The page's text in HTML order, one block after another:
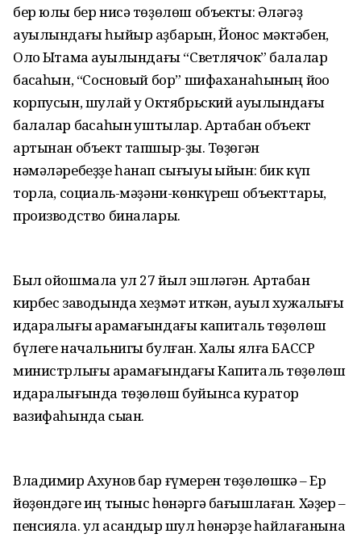
бер юлы бер нисә төҙөлөш объекты: Әләгәҙ
ауылындағы һыйыр аҙбарын, Йонос мәктәбен,
Оло Ыҡтамаҡ ауылындағы “Светлячок” балалар
баҡсаһын, “Сосновый бор” шифаханаһының йоҡо
корпусын, шулай уҡ Октябрьский ауылындағы
балалар баҡсаһын ҡуштылар. Артабан объект
артынан объект тапшыр-ҙыҡ. Төҙөгән
нәмәләребеҙҙе һанап сығыуы ҡыйын: бик күп
торлаҡ, социаль-мәҙәни-көнкүреш объекттары,
производство биналары.
Был ойошмала ул 27 йыл эшләгән. Артабан
кирбес заводында хеҙмәт иткән, ауыл хужалығы
идаралығы ҡарамағындағы капиталь төҙөлөш
бүлеге начальнигы булған. Хаҡлы ялға БАССР
министрлығы ҡарамағындағы Капиталь төҙөлөш
идаралығында төҙөлөш буйынса куратор
вазифаһында сыҡҡан.
Владимир Ахунов бар ғүмерен төҙөлөшкә – Ер
йөҙөндәге иң тыныс һөнәргә бағышлаған. Хәҙер –
пенсияла. ул ҡасандыр шул һөнәрҙе һайлағанына